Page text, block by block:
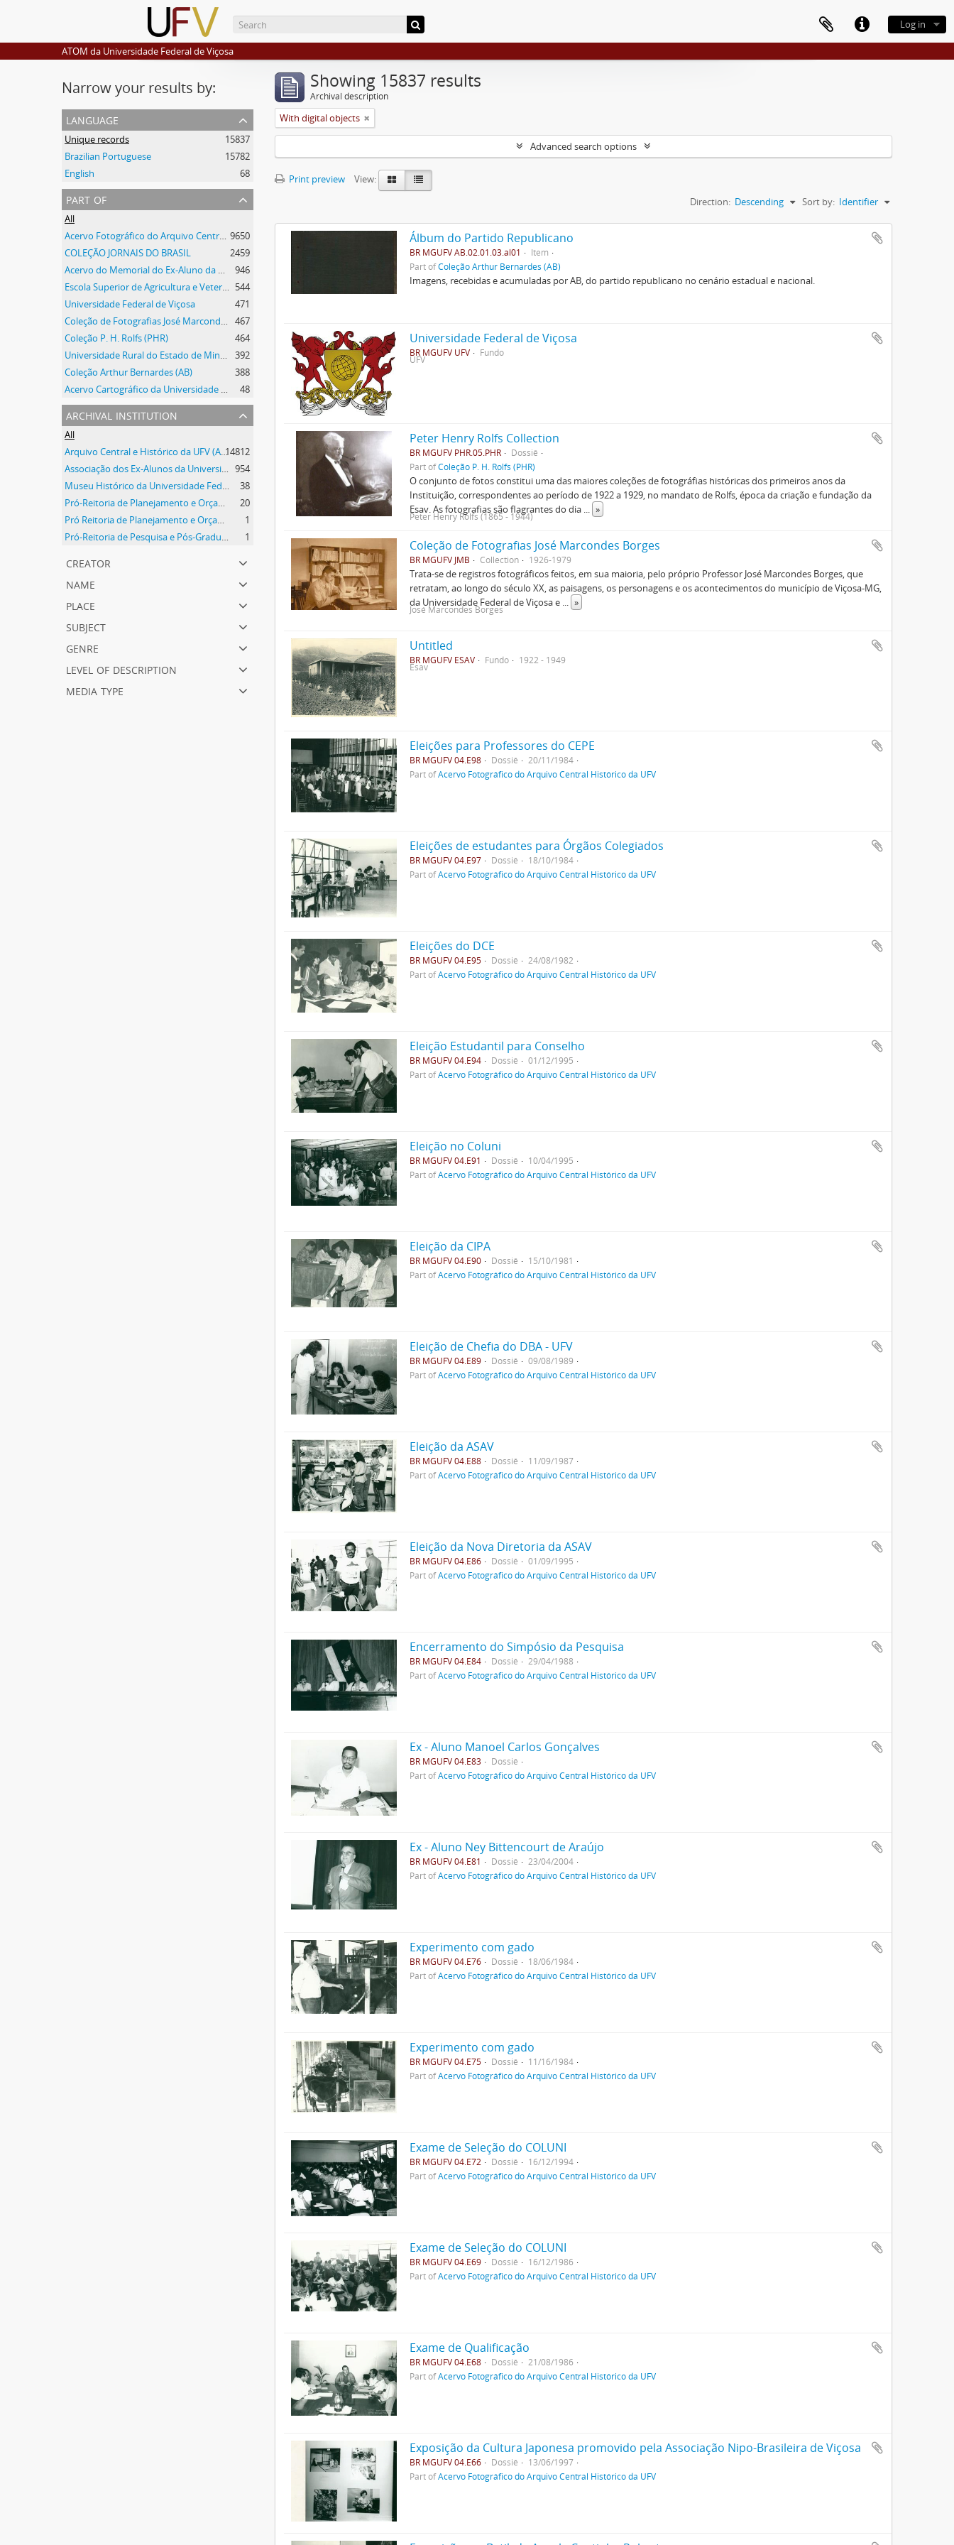
Log in
ATOM da Universidade Federal de Viçosa
Narrow your results by:
language
Unique records
15837
Brazilian Portuguese
15782
English
68
part of
All
Acervo Fotográfico do Arquivo Central Histórico da UFV 9650
COLEÇÃO JORNAIS DO BRASIL
2459
Acervo do Memorial do Ex-Aluno da UFV
946
Escola Superior de Agricultura e Veterinária 544
Universidade Federal de Viçosa
471
Coleção de Fotografias José Marcondes Borges
467
Coleção P. H. Rolfs (PHR)
464
Universidade Rural do Estado de Minas Gerais
392
Coleção Arthur Bernardes (AB)
388
Acervo Cartográfico da Universidade Federal de Viçosa
48
archival institution
All
Arquivo Central e Histórico da UFV (ACH-UFV)14812
Associação dos Ex-Alunos da Universidade Federal de Viçosa (AEA) 954
Museu Histórico da Universidade Federal de Viçosa
38
Pró-Reitoria de Planejamento e Orçamento
20
Pró Reitoria de Planejamento e Orçamento
1
Pró-Reitoria de Pesquisa e Pós-Graduação
1
creator
name
place
subject
genre
level of description
media type
Showing 15837 results
Archival description
With digital objects
Advanced search options
Print preview
View:
Sort by: Identifier
Direction: Descending
Álbum do Partido Republicano
BR MGUFV AB.02.01.03.al01
Item
Part ofColeção Arthur Bernardes (AB)
Imagens, recebidas e acumuladas por AB, do partido republicano no cenário estadual e nacional.
Universidade Federal de Viçosa
BR MGUFV UFV Fundo
UFV
Peter Henry Rolfs Collection
BR MGUFV PHR.05.PHR
Dossiê
Part ofColeção P. H. Rolfs (PHR)
O conjunto de fotos constitui uma das maiores coleções de fotográfias históricas dos primeiros anos da
Instituição, correspondentes ao período de 1922 a 1929, no mandato de Rolfs, época da criação e fundação da
Esav. As fotografias são flagrantes do dia
»
Peter Henry Rolfs (1865 - 1944)
Coleção de Fotografias José Marcondes Borges
BR MGUFV JMB Collection 1926-1979
Trata-se de registros fotográficos feitos, em sua maioria, pelo próprio Professor José Marcondes Borges, que
retratam, ao longo do século XX, as paisagens, os personagens e os acontecimentos do município de Viçosa-MG,
da Universidade Federal de Viçosa e
»
José Marcondes Borges
Untitled
BR MGUFV ESAV Fundo 1922 - 1949
Esav
Eleições para Professores do CEPE
BR MGUFV 04.E98 Dossiê
20/11/1984
Part ofAcervo Fotográfico do Arquivo Central Histórico da UFV
Eleições de estudantes para Órgãos Colegiados
BR MGUFV 04.E97 Dossiê
18/10/1984
Part ofAcervo Fotográfico do Arquivo Central Histórico da UFV
Eleições do DCE
BR MGUFV 04.E95 Dossiê
24/08/1982
Part ofAcervo Fotográfico do Arquivo Central Histórico da UFV
Eleição Estudantil para Conselho
BR MGUFV 04.E94 Dossiê
01/12/1995
Part ofAcervo Fotográfico do Arquivo Central Histórico da UFV
Eleição no Coluni
BR MGUFV 04.E91 Dossiê
10/04/1995
Part ofAcervo Fotográfico do Arquivo Central Histórico da UFV
Eleição da CIPA
BR MGUFV 04.E90 Dossiê
15/10/1981
Part ofAcervo Fotográfico do Arquivo Central Histórico da UFV
Eleição de Chefia do DBA - UFV
BR MGUFV 04.E89 Dossiê
09/08/1989
Part ofAcervo Fotográfico do Arquivo Central Histórico da UFV
Eleição da ASAV
BR MGUFV 04.E88 Dossiê
11/09/1987
Part ofAcervo Fotográfico do Arquivo Central Histórico da UFV
Eleição da Nova Diretoria da ASAV
BR MGUFV 04.E86 Dossiê
01/09/1995
Part ofAcervo Fotográfico do Arquivo Central Histórico da UFV
Encerramento do Simpósio da Pesquisa
BR MGUFV 04.E84 Dossiê
29/04/1988
Part ofAcervo Fotográfico do Arquivo Central Histórico da UFV
Ex - Aluno Manoel Carlos Gonçalves
BR MGUFV 04.E83
Dossiê
Part ofAcervo Fotográfico do Arquivo Central Histórico da UFV
Ex - Aluno Ney Bittencourt de Araújo
BR MGUFV 04.E81 Dossiê
23/04/2004
Part ofAcervo Fotográfico do Arquivo Central Histórico da UFV
Experimento com gado
BR MGUFV 04.E76 Dossiê
18/06/1984
Part ofAcervo Fotográfico do Arquivo Central Histórico da UFV
Experimento com gado
BR MGUFV 04.E75 Dossiê
11/16/1984
Part ofAcervo Fotográfico do Arquivo Central Histórico da UFV
Exame de Seleção do COLUNI
BR MGUFV 04.E72 Dossiê
16/12/1994
Part ofAcervo Fotográfico do Arquivo Central Histórico da UFV
Exame de Seleção do COLUNI
BR MGUFV 04.E69 Dossiê
16/12/1986
Part ofAcervo Fotográfico do Arquivo Central Histórico da UFV
Exame de Qualificação
BR MGUFV 04.E68 Dossiê
21/08/1986
Part ofAcervo Fotográfico do Arquivo Central Histórico da UFV
Exposição da Cultura Japonesa promovido pela Associação Nipo-Brasileira de Viçosa
BR MGUFV 04.E66 Dossiê
13/06/1997
Part ofAcervo Fotográfico do Arquivo Central Histórico da UFV